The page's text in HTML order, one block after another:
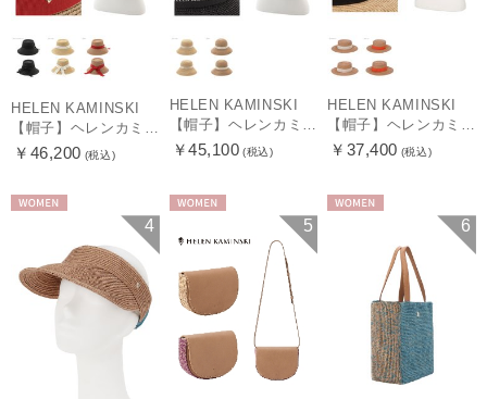
HELEN KAMINSKI
【帽子】ヘレンカミンスキー (HELEN KAMINSKI) CLOVER ラフィア バックリボン
￥46,200 (税込)
HELEN KAMINSKI
【帽子】ヘレンカミンスキー (HELEN KAMINSKI) PROVENCE LOGO10 ラフィア ロゴリボン
￥45,100 (税込)
HELEN KAMINSKI
【帽子】ヘレンカミンスキー (HELEN KAMINSKI) GRACIE
￥37,400 (税込)
4 5 6